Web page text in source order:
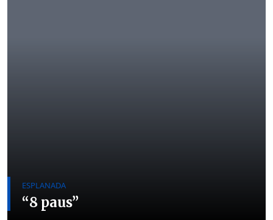
ESPLANADA
“8 paus”